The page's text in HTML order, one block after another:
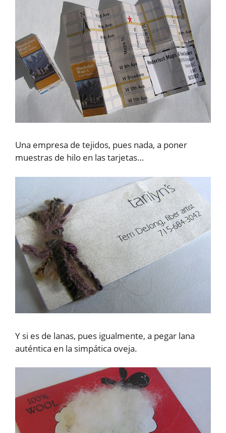
Una empresa de tejidos, pues nada, a poner
muestras de hilo en las tarjetas…
Y si es de lanas, pues igualmente, a pegar lana
auténtica en la simpática oveja.